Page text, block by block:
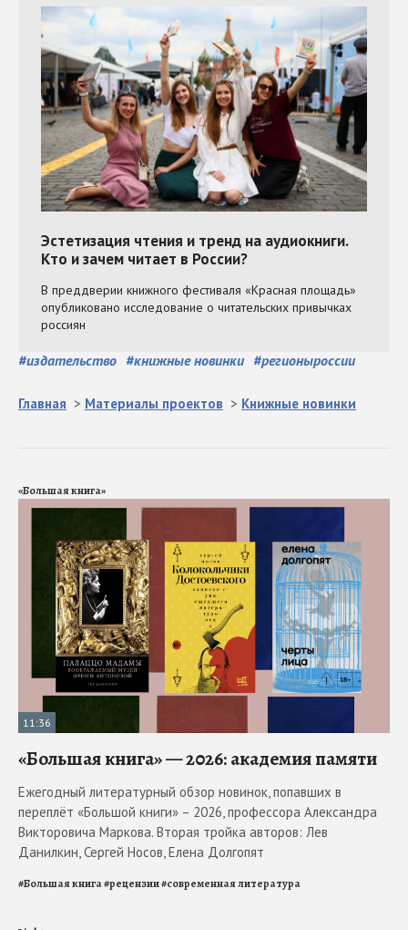
#издательство #книжные новинки #регионыроссии
Главная > Материалы проектов > Книжные новинки
«Большая книга»
11:36
«Большая книга» — 2026: академия памяти
Ежегодный литературный обзор новинок, попавших в
переплёт «Большой книги» – 2026, профессора Александра
Викторовича Маркова. Вторая тройка авторов: Лев
Данилкин, Сергей Носов, Елена Долгопят
#Большая книга#рецензии#современная литература